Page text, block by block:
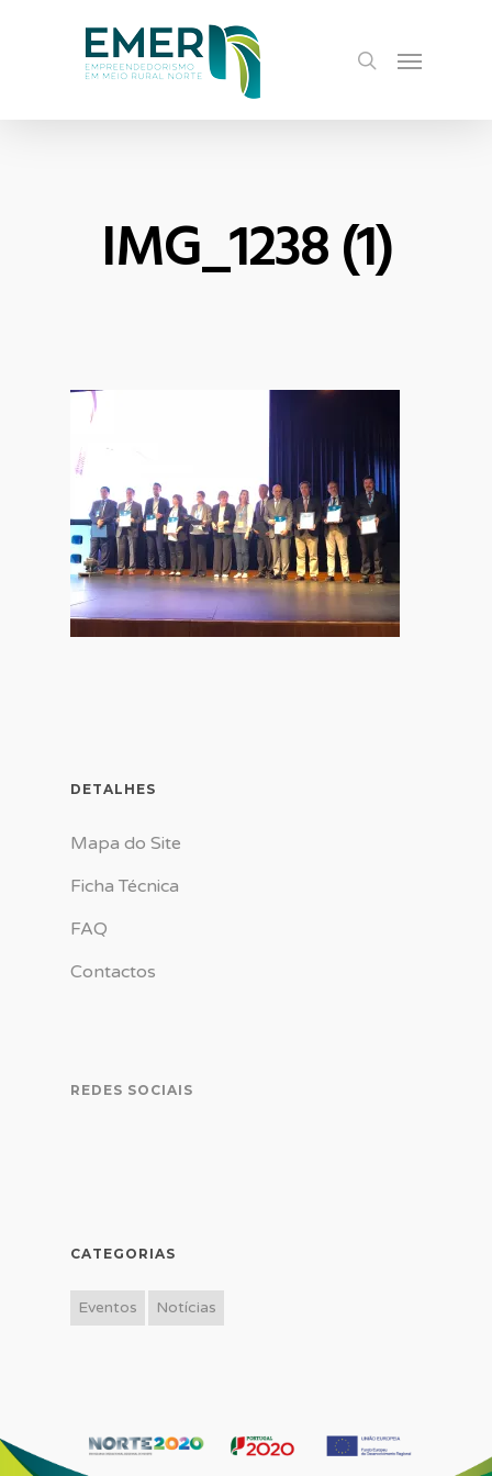
content
search
Menu
IMG_1238 (1)
DETALHES
Mapa do Site
Ficha Técnica
FAQ
Contactos
REDES SOCIAIS
CATEGORIAS
Eventos Notícias